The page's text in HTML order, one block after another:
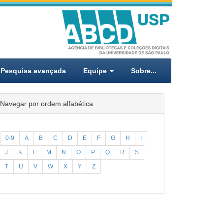
Pesquisa avançada Equipe Sobre...
Navegar por ordem alfabética
0-9 A B C D E F G H I
J K L M N O P Q R S
T U V W X Y Z